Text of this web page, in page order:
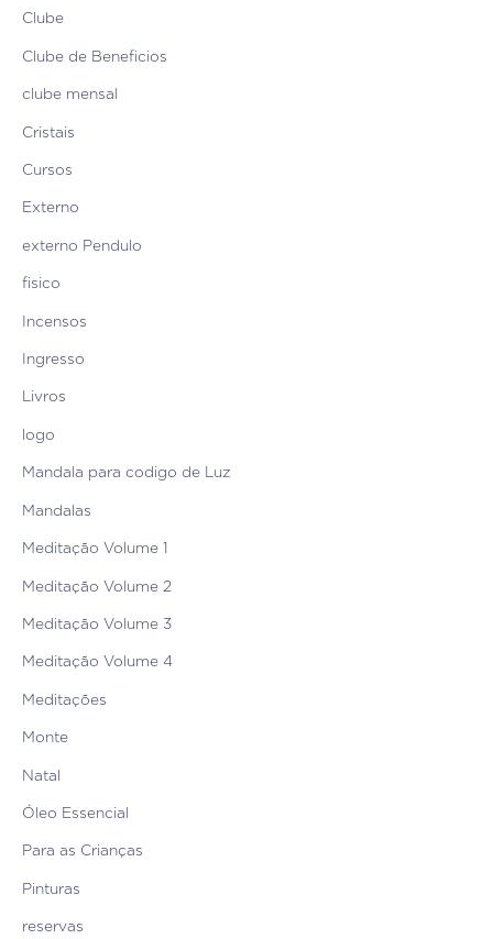
Clube
Clube de Beneficios
clube mensal
Cristais
Cursos
Externo
externo Pendulo
fisico
Incensos
Ingresso
Livros
logo
Mandala para codigo de Luz
Mandalas
Meditação Volume 1
Meditação Volume 2
Meditação Volume 3
Meditação Volume 4
Meditações
Monte
Natal
Óleo Essencial
Para as Crianças
Pinturas
reservas